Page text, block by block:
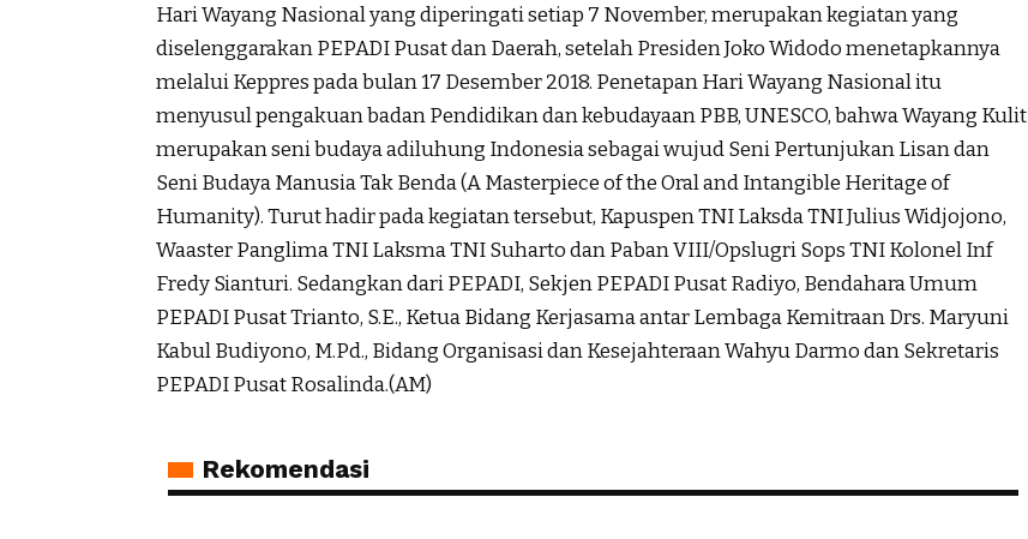
Hari Wayang Nasional yang diperingati setiap 7 November, merupakan kegiatan yang
diselenggarakan PEPADI Pusat dan Daerah, setelah Presiden Joko Widodo menetapkannya
melalui Keppres pada bulan 17 Desember 2018. Penetapan Hari Wayang Nasional itu
menyusul pengakuan badan Pendidikan dan kebudayaan PBB, UNESCO, bahwa Wayang Kulit
merupakan seni budaya adiluhung Indonesia sebagai wujud Seni Pertunjukan Lisan dan
Seni Budaya Manusia Tak Benda (A Masterpiece of the Oral and Intangible Heritage of
Humanity). Turut hadir pada kegiatan tersebut, Kapuspen TNI Laksda TNI Julius Widjojono,
Waaster Panglima TNI Laksma TNI Suharto dan Paban VIII/Opslugri Sops TNI Kolonel Inf
Fredy Sianturi. Sedangkan dari PEPADI, Sekjen PEPADI Pusat Radiyo, Bendahara Umum
PEPADI Pusat Trianto, S.E., Ketua Bidang Kerjasama antar Lembaga Kemitraan Drs. Maryuni
Kabul Budiyono, M.Pd., Bidang Organisasi dan Kesejahteraan Wahyu Darmo dan Sekretaris
PEPADI Pusat Rosalinda.(AM)
Rekomendasi